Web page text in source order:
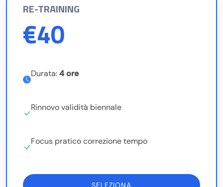
RE-TRAINING
€40
Durata:4 ore
Rinnovo validità biennale
Focus pratico correzione tempo
SELEZIONA